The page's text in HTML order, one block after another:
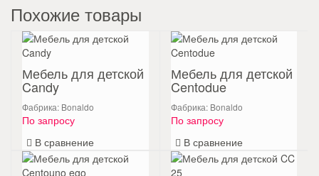
Похожие товары
Мебель для детской
Candy
Фабрика: Bonaldo
По запросу
В сравнение
Мебель для детской
Centodue
Фабрика: Bonaldo
По запросу
В сравнение